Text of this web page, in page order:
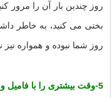
روز چندین بار آن را مرور
بختی می کنید، به خاطر
روز شما نبوده و همواره نیز
5-وقت بیشتری را با فامیل و دوستان بگذرانید